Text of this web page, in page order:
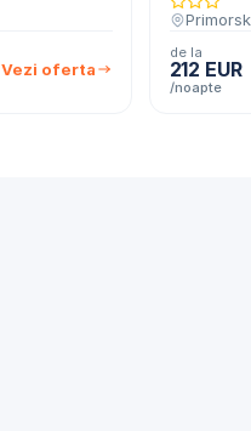
Vezi oferta
de la
212 EUR
/noapte